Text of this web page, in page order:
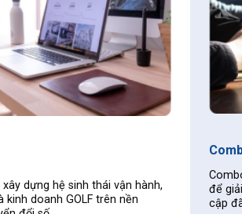
quyết một số vấn đề khó khăn bất
tồn tại trong ngành du lịch lâu nay.